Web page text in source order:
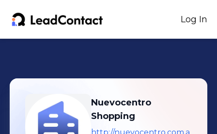
Log In
Nuevocentro
Shopping